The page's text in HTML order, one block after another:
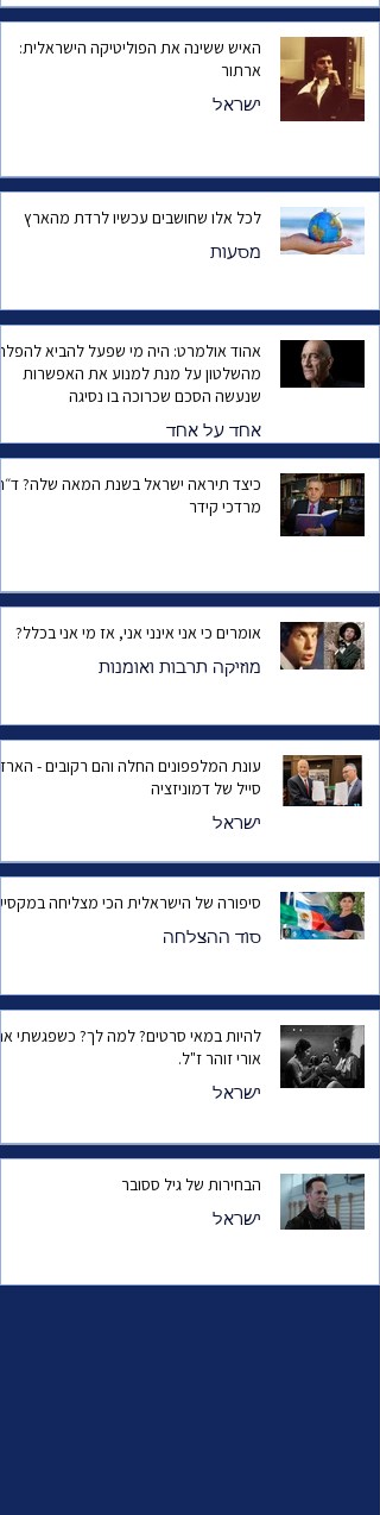
האיש ששינה את הפוליטיקה הישראלית:
ארתור
ישראל
לכל אלו שחושבים עכשיו לרדת מהארץ
מסעות
אהוד אולמרט: היה מי שפעל להביא
מהשלטון על מנת למנוע את האפשרות
שנעשה הסכם שכרוכה בו נסיגה
אחד על אחד
כיצד תיראה ישראל בשנת המאה
מרדכי קידר
אומרים כי אני אינני אני, אז מי אני בכלל?
מוזיקה תרבות ואומנות
עונת המלפפונים החלה והם רקובים -
סייל של דמוניזציה
ישראל
סיפורה של הישראלית הכי מצליחה
סוד ההצלחה
להיות במאי סרטים? למה לך? כשפגשתי
אורי זוהר ז"ל.
ישראל
הבחירות של גיל ססובר
ישראל